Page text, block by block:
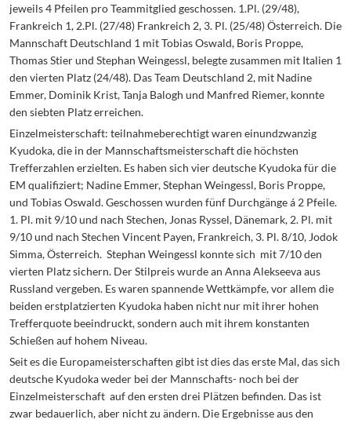
jeweils 4 Pfeilen pro Teammitglied geschossen. 1.Pl. (29/48),
Frankreich 1, 2.Pl. (27/48) Frankreich 2, 3. Pl. (25/48) Österreich. Die
Mannschaft Deutschland 1 mit Tobias Oswald, Boris Proppe,
Thomas Stier und Stephan Weingessl, belegte zusammen mit Italien 1
den vierten Platz (24/48). Das Team Deutschland 2, mit Nadine
Emmer, Dominik Krist, Tanja Balogh und Manfred Riemer, konnte
den siebten Platz erreichen.
Einzelmeisterschaft: teilnahmeberechtigt waren einundzwanzig
Kyudoka, die in der Mannschaftsmeisterschaft die höchsten
Trefferzahlen erzielten. Es haben sich vier deutsche Kyudoka für die
EM qualifiziert; Nadine Emmer, Stephan Weingessl, Boris Proppe,
und Tobias Oswald. Geschossen wurden fünf Durchgänge á 2 Pfeile.
1. Pl. mit 9/10 und nach Stechen, Jonas Ryssel, Dänemark, 2. Pl. mit
9/10 und nach Stechen Vincent Payen, Frankreich, 3. Pl. 8/10, Jodok
Simma, Österreich. Stephan Weingessl konnte sich mit 7/10 den
vierten Platz sichern. Der Stilpreis wurde an Anna Alekseeva aus
Russland vergeben. Es waren spannende Wettkämpfe, vor allem die
beiden erstplatzierten Kyudoka haben nicht nur mit ihrer hohen
Trefferquote beeindruckt, sondern auch mit ihrem konstanten
Schießen auf hohem Niveau.
Seit es die Europameisterschaften gibt ist dies das erste Mal, das sich
deutsche Kyudoka weder bei der Mannschafts- noch bei der
Einzelmeisterschaft auf den ersten drei Plätzen befinden. Das ist
zwar bedauerlich, aber nicht zu ändern. Die Ergebnisse aus den